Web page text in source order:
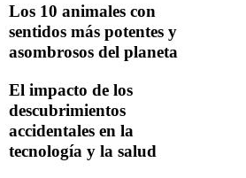
Los 10 animales con
sentidos más potentes y
asombrosos del planeta
El impacto de los
descubrimientos
accidentales en la
tecnología y la salud